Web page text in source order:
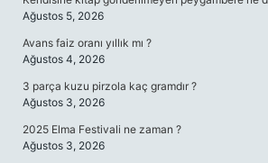
Ağustos 5, 2026
Avans faiz oranı yıllık mı ?
Ağustos 4, 2026
3 parça kuzu pirzola kaç gramdır ?
Ağustos 3, 2026
2025 Elma Festivali ne zaman ?
Ağustos 3, 2026